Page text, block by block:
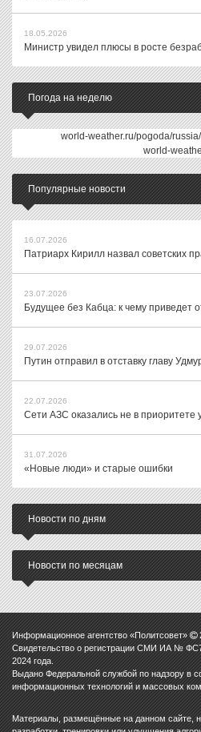
18.05.2026
Министр увидел плюсы в росте
Погода на неделю
world-weather.ru/pogoda/
world-
Популярные новости
16.07.2026
Патриарх Кирилл назвал советских
23.07.2026
Будущее без Кабца: к чему приведет
29.07.2026
Путин отправил в отставку главу
22.07.2026
Сети АЗС оказались не в приоритете
31.07.2026
«Новые люди» и старые ошибки
Новости по дням
Новости по месяцам
Информационное агентство «Политсовет»
Свидетельство о регистрации СМИ ИА №
2024 года.
Выдано Федеральной службой по надзору в
информационных технологий и массовых
Материалы, размещённые на данном сайте,